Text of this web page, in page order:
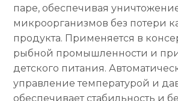
паре, обеспечивая
микроорганизмов без потери
продукта. Применяется в
рыбной промышленности и
детского питания.
управление температурой и
обеспечивает стабильность и